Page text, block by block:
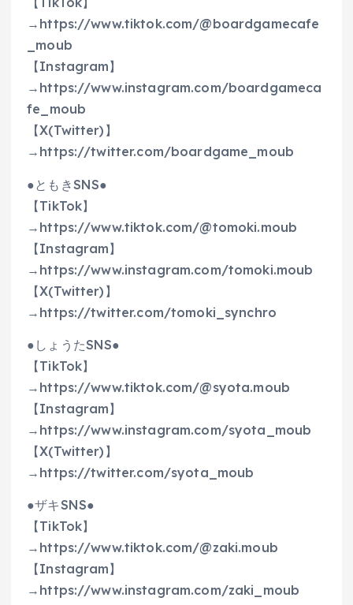
→https://www.tiktok.com/@boardgamecafe
_moub
【Instagram】
→https://www.instagram.com/boardgameca
fe_moub
【X(Twitter)】
→https://twitter.com/boardgame_moub
●ともきSNS●
【TikTok】
→https://www.tiktok.com/@tomoki.moub
【Instagram】
→https://www.instagram.com/tomoki.moub
【X(Twitter)】
→https://twitter.com/tomoki_synchro
●しょうたSNS●
【TikTok】
→https://www.tiktok.com/@syota.moub
【Instagram】
→https://www.instagram.com/syota_moub
【X(Twitter)】
→https://twitter.com/syota_moub
●ザキSNS●
【TikTok】
→https://www.tiktok.com/@zaki.moub
【Instagram】
→https://www.instagram.com/zaki_moub